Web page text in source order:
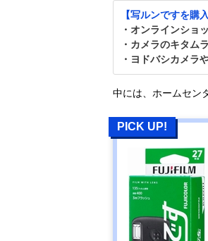
【写ルンですを購
・オンラインショ
・カメラのキタム
・ヨドバシカメラ
中には、ホームセン
PICK UP!